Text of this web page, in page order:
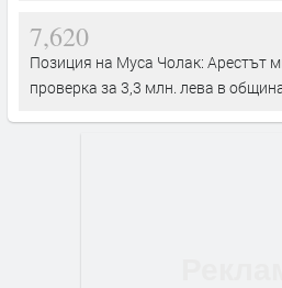
7,620
Позиция на Муса Чолак: Арестът
проверка за 3,3 млн. лева в